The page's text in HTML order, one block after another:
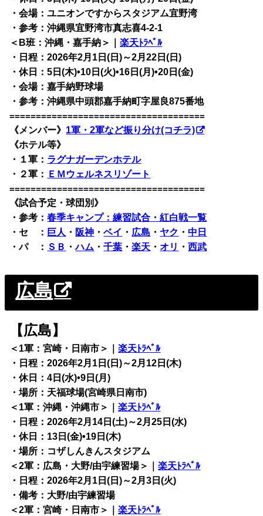
・会場：ユニオンですからスタジアム宜野湾
・参考：沖縄県宜野湾市真志喜4-2-1
＜B班：沖縄・嘉手納＞｜楽天ﾄﾗﾍﾞﾙ
・日程：2026年2月1日(日)～2月22日(日)
・休日：5日(木)•10日(火)•16日(月)•20日(金)
・会場：嘉手納野球場
・参考：沖縄県中頭郡嘉手納町字屋良875番地
=====================================
《メンバー》 1軍・2軍など振り分け(コチラ)
《ホテル等》
・１軍： ラグナガーデンホテル
・２軍： ＥＭウェルネスリゾート
=====================================
《試合予定・球団別》
・参考：春季キャンプ：練習試合・紅白戦一覧
・セ ： 巨人 ・ 阪神 ・ベイ ・ 広島 ・ ヤク ・中日
・パ ： ＳＢ ・ハム ・千葉 ・楽天 ・オリ ・西武
広島
【広島】
＜1軍：宮崎・日南市＞｜楽天ﾄﾗﾍﾞﾙ
・日程：2026年2月1日(日)～2月12日(木)
・休日：4日(水)•9日(月)
・場所：天福球場(宮崎県日南市)
＜1軍：沖縄・沖縄市＞｜楽天ﾄﾗﾍﾞﾙ
・日程：2026年2月14日(土)～2月25日(水)
・休日：13日(金)•19日(木)
・場所：コザしんきんスタジアム
＜2軍：広島・大野/由宇練習場＞｜楽天ﾄﾗﾍﾞﾙ
・日程：2026年2月1日(日)～2月3日(火)
・備考：大野/由宇練習場
＜2軍：宮崎・日南市＞｜楽天ﾄﾗﾍﾞﾙ